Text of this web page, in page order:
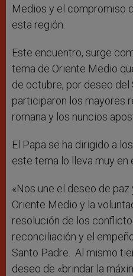
Medios y el compromiso
esta región.
Este encuentro, surge
tema de Oriente Medio
de octubre, por deseo del
participaron los mayores
romana y los nuncios
El Papa se ha dirigido a
este tema lo lleva muy en
«Nos une el deseo de
Oriente Medio y la
resolución de los
reconciliación y el
Santo Padre. Al mismo
deseo de «brindar la